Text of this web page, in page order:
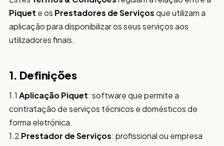
Piquet e os Prestadores de Serviçosque utilizam a
aplicação para disponibilizar os seus serviços aos
utilizadores finais.
1. Definições
1.1 Aplicação Piquet: software que permite a
contratação de serviços técnicos e domésticos de
forma eletrónica.
1.2 Prestador de Serviços: profissional ou empresa